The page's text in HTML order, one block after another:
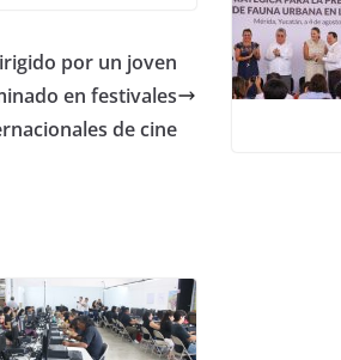
por un joven
en festivales
de cine